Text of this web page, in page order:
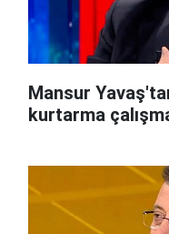
Mansur
kurtarma